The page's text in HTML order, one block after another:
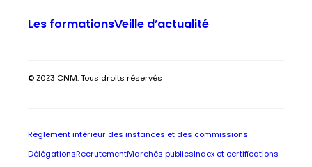
Les formationsVeille d’actualité
© 2023 CNM. Tous droits réservés
Règlement intérieur des instances et des commissions
Délégations RecrutementMarchés publics Index et certifications